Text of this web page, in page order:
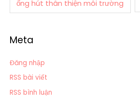
ống hút thân thiện môi trường
Meta
Đăng nhập
RSS bài viết
RSS bình luận